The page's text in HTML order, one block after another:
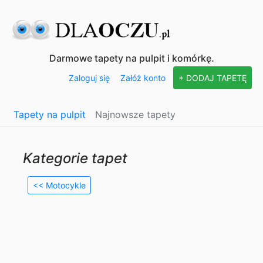
Darmowe tapety na pulpit i komórkę.
Zaloguj się Załóż konto + DODAJ TAPETĘ
Tapety na pulpit Najnowsze tapety
Kategorie tapet
<< Motocykle